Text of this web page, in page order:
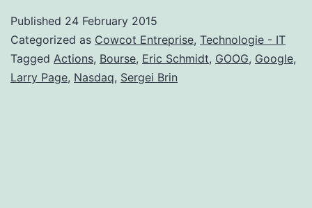
Published 24 February 2015
Categorized as Cowcot Entreprise, Technologie - IT
Tagged Actions, Bourse, Eric Schmidt, GOOG, Google,
Larry Page, Nasdaq, Sergei Brin